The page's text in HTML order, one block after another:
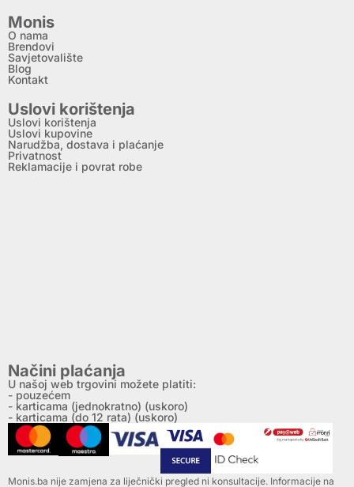
Monis
O nama
Brendovi
Savjetovalište
Blog
Kontakt
Uslovi korištenja
Uslovi korištenja
Uslovi kupovine
Narudžba, dostava i plaćanje
Privatnost
Reklamacije i povrat robe
Načini plaćanja
U našoj web trgovini možete platiti:
- pouzećem
- karticama (jednokratno) (uskoro)
- karticama (do 12 rata) (uskoro)
Monis.ba nije zamjena za liječnički pregled ni konsultacije. Informacije na